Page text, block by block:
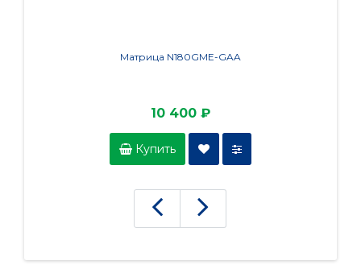
Матрица N180GME-GAA
10 400 ₽
Купить